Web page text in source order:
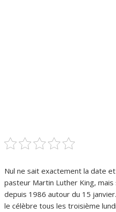
Nul ne sait exactement la date et
pasteur Martin Luther King,
depuis 1986 autour du 15
le célèbre tous les troisième